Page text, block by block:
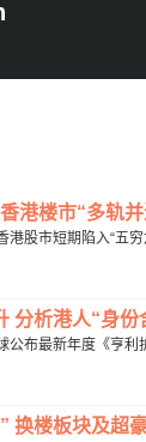
港楼市“多轨并
港股市短期陷入“五
分析港人“身
公布最新年度《亨
换楼板块及超